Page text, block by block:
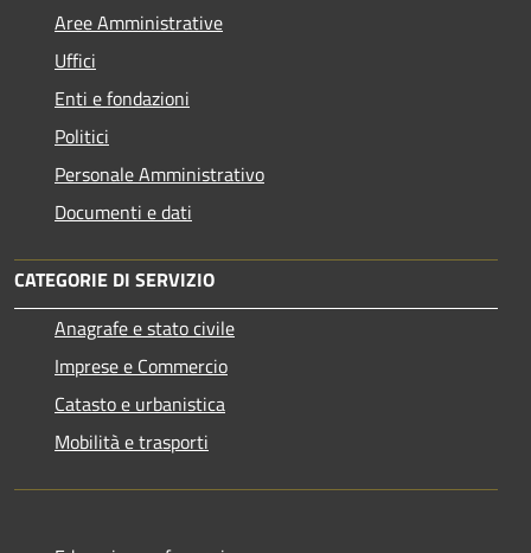
Aree Amministrative
Uffici
Enti e fondazioni
Politici
Personale Amministrativo
Documenti e dati
CATEGORIE DI SERVIZIO
Anagrafe e stato civile
Imprese e Commercio
Catasto e urbanistica
Mobilità e trasporti